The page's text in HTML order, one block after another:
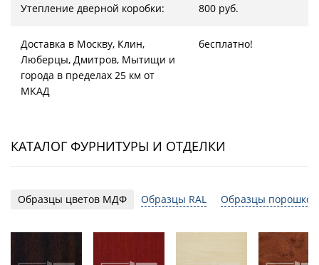
Утепление дверной коробки: 800 руб.
Доставка в Москву, Клин,
Люберцы, Дмитров, Мытищи и
города в пределах 25 км от
МКАД
бесплатно!
КАТАЛОГ ФУРНИТУРЫ И ОТДЕЛКИ
Образцы цветов МДФ Образцы RAL Образцы